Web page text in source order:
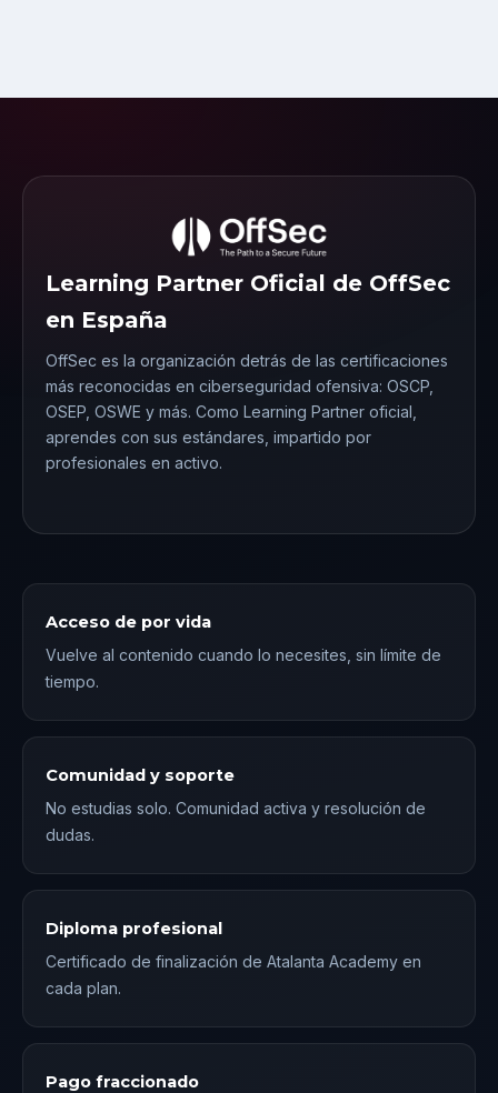
Learning Partner Oficial de OffSec
en España
OffSec es la organización detrás de las certificaciones
más reconocidas en ciberseguridad ofensiva: OSCP,
OSEP, OSWE y más. Como Learning Partner oficial,
aprendes con sus estándares, impartido por
profesionales en activo.
Acceso de por vida
Vuelve al contenido cuando lo necesites, sin límite de
tiempo.
Comunidad y soporte
No estudias solo. Comunidad activa y resolución de
dudas.
Diploma profesional
Certificado de finalización de Atalanta Academy en
cada plan.
Pago fraccionado